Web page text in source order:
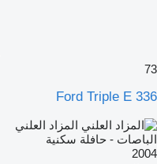
73
Ford Triple E 336
المزاد العلني
الباصات - حافلة سكنية
2004